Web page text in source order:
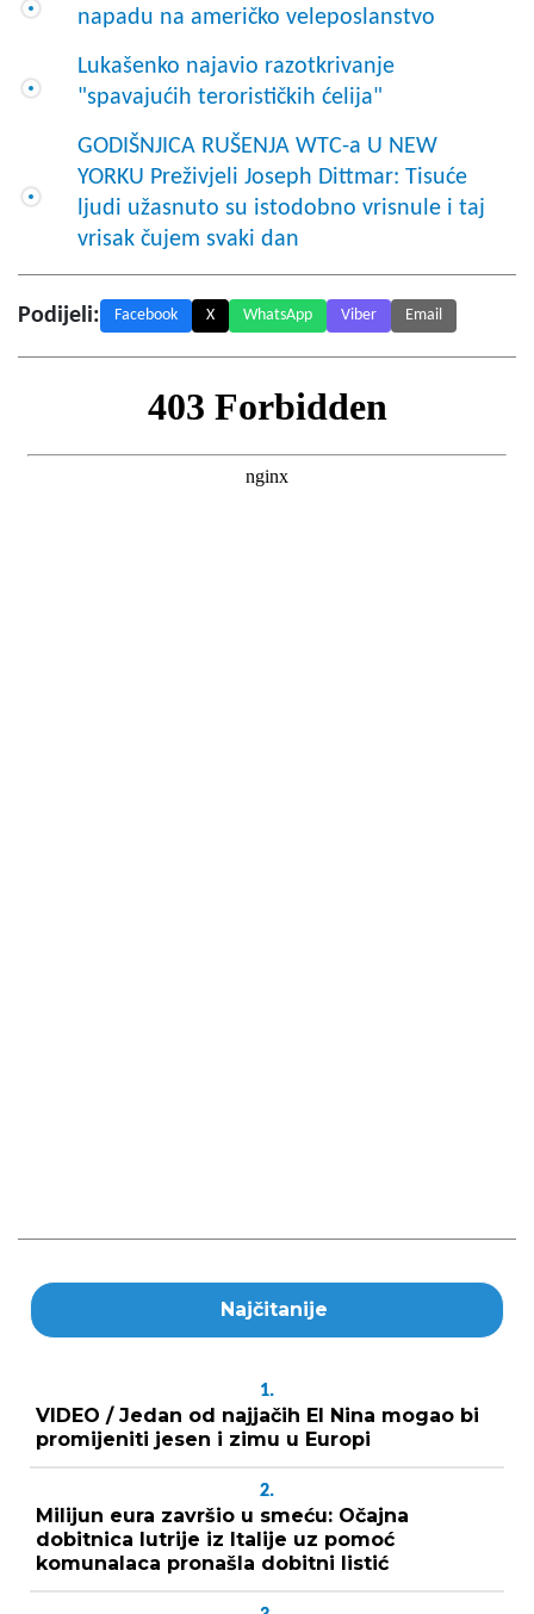
napadu na američko veleposlanstvo
Lukašenko najavio razotkrivanje
"spavajućih terorističkih ćelija"
GODIŠNJICA RUŠENJA WTC-a U NEW
YORKU Preživjeli Joseph Dittmar: Tisuće
ljudi užasnuto su istodobno vrisnule i taj
vrisak čujem svaki dan
Podijeli: Facebook X WhatsApp Viber Email
Najčitanije
1.
VIDEO / Jedan od najjačih El Nina mogao bi
promijeniti jesen i zimu u Europi
2.
Milijun eura završio u smeću: Očajna
dobitnica lutrije iz Italije uz pomoć
komunalaca pronašla dobitni listić